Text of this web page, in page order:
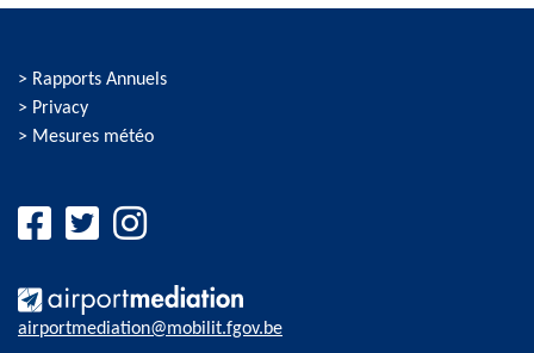
> Rapports Annuels
> Privacy
> Mesures météo
Compte Facebook
Compte Twitter
Compte Instagram
airportmediation@mobilit.fgov.be